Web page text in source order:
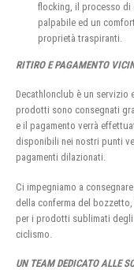
flocking, il processo di
palpabile ed un
proprietà traspiranti.
RITIRO E PAGAMENTO
Decathlonclub è un
prodotti sono consegnati
e il pagamento verrà
disponibili nei nostri punti
pagamenti dilazionati.
Ci impegniamo a
della conferma del
per i prodotti sublimati
ciclismo.
UN TEAM DEDICATO ALLE